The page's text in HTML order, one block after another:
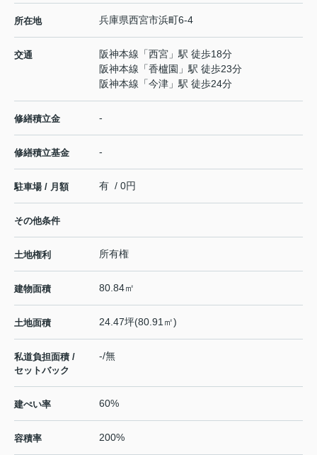
所在地 兵庫県西宮市浜町6-4
交通 阪神本線 「西宮 」駅 徒歩18分
阪神本線 「香櫨園 」駅 徒歩23分
阪神本線 「今津 」駅 徒歩24分
修繕積立金 -
修繕積立基金 -
駐車場 / 月額 有 / 0円
その他条件
土地権利 所有権
建物面積 80.84㎡
土地面積 24.47坪(80.91㎡)
私道負担面積 /
セットバック
-/無
建ぺい率 60%
容積率 200%